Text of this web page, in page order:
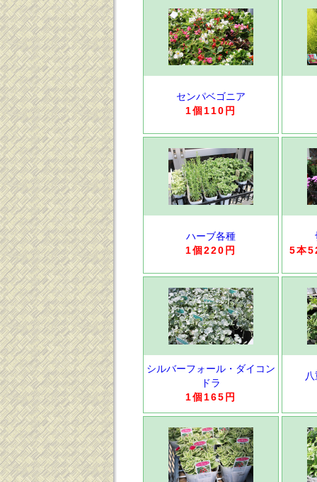
センパベゴニア
1個110円
ハーブ各種
1個220円
5本
シルバーフォール・ダイコン
ドラ
1個165円